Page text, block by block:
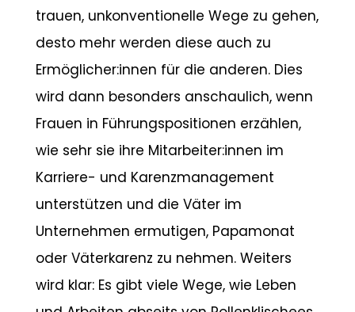
trauen, unkonventionelle Wege zu gehen,
desto mehr werden diese auch zu
Ermöglicher:innen für die anderen. Dies
wird dann besonders anschaulich, wenn
Frauen in Führungspositionen erzählen,
wie sehr sie ihre Mitarbeiter:innen im
Karriere- und Karenzmanagement
unterstützen und die Väter im
Unternehmen ermutigen, Papamonat
oder Väterkarenz zu nehmen. Weiters
wird klar: Es gibt viele Wege, wie Leben